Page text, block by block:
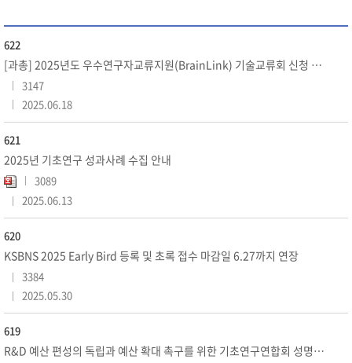
622
[과총] 2025년도 우수연구자교류지원(BrainLink) 기술교류회 신청 안내(~7.7(월))
3147
2025.06.18
621
2025년 기초연구 성과사례 수집 안내
3089
2025.06.13
620
KSBNS 2025 Early Bird 등록 및 초록 접수 마감일 6.27까지 연장
3384
2025.05.30
619
R&D 예산 편성의 독립과 예산 확대 촉구를 위한 기초연구연합회 성명서 발표